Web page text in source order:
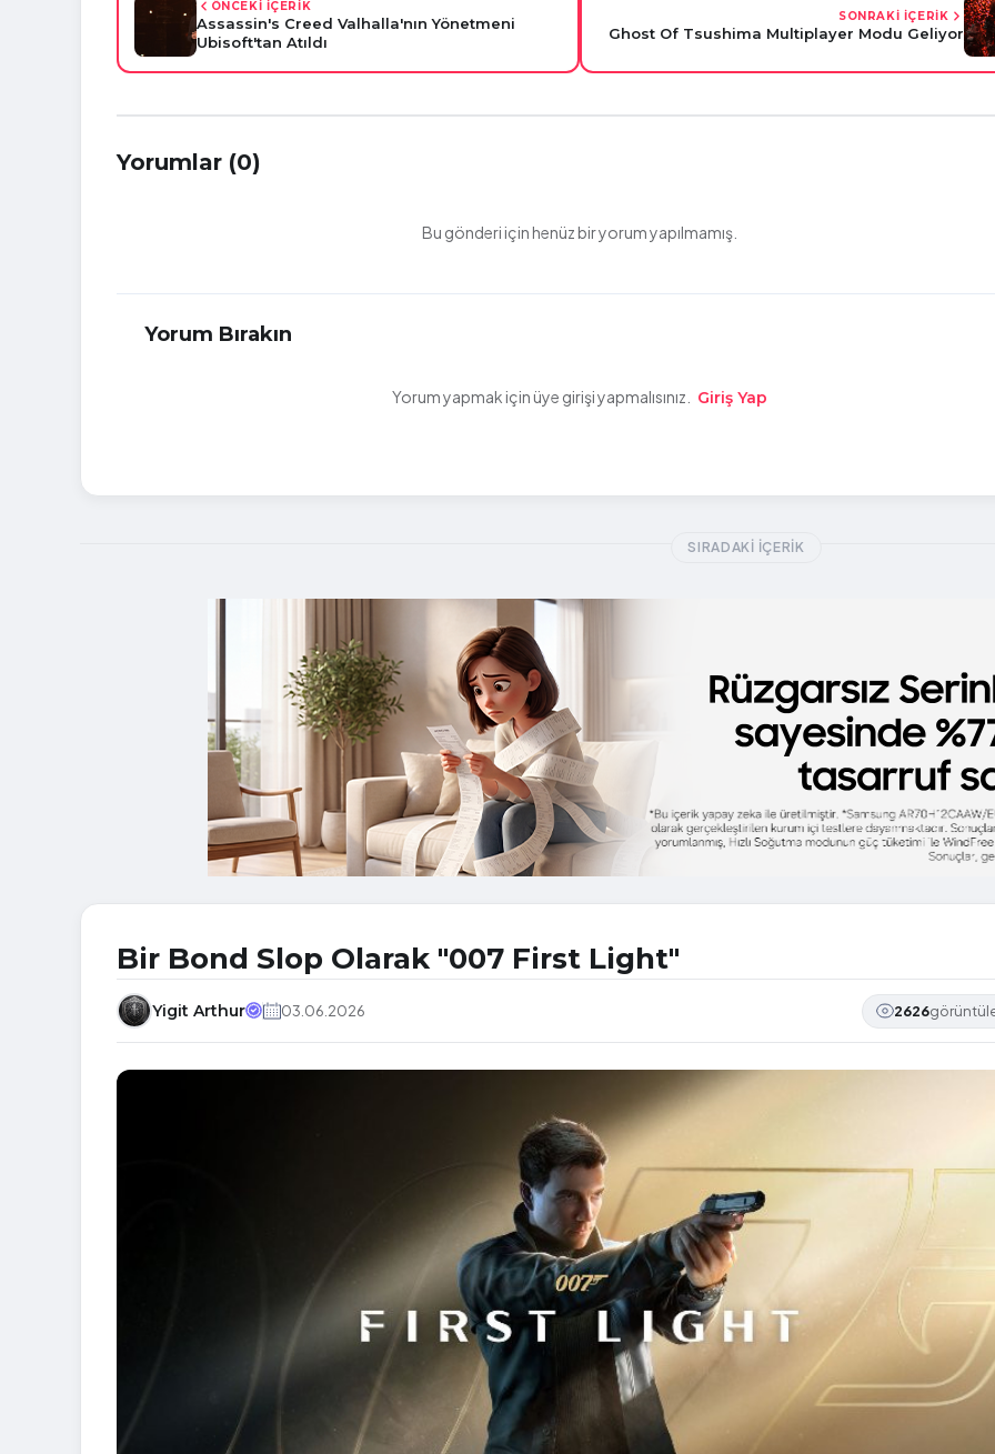
ÖNCEKİ İÇERİK
Assassin's Creed Valhalla'nın Yönetmeni
Ubisoft'tan Atıldı
SONRAKİ İÇERİK
Ghost Of Tsushima Multiplayer Modu Geliyor
Yorumlar (0)
Bu gönderi için henüz bir yorum yapılmamış.
Yorum Bırakın
Yorum yapmak için üye girişi yapmalısınız. Giriş Yap
SIRADAKI İÇERIK
Bir Bond Slop Olarak "007 First Light"
Yigit Arthur 03.06.2026 2626